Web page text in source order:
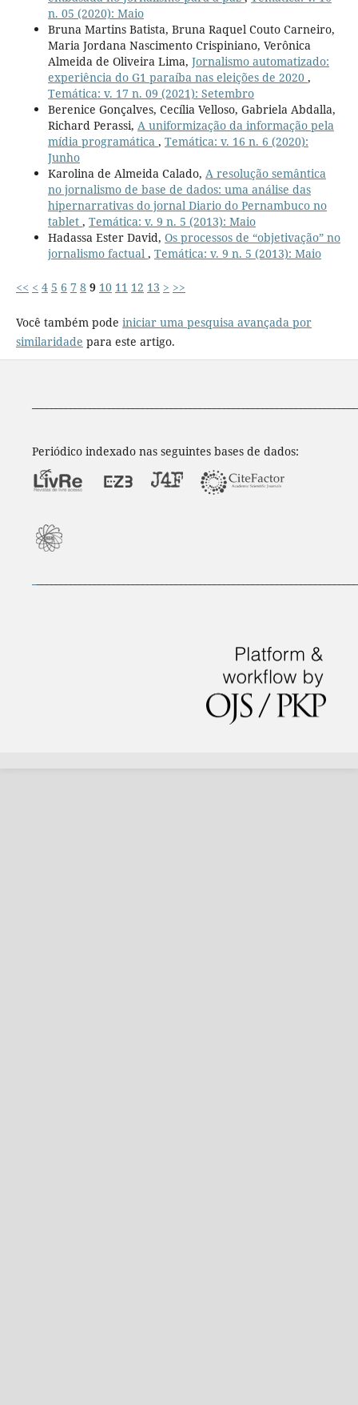
n. 05 (2020): Maio
Bruna Martins Batista, Bruna Raquel Couto Carneiro,
Maria Jordana Nascimento Crispiniano, Verônica
Almeida de Oliveira Lima, Jornalismo automatizado:
experiência do G1 paraíba nas eleições de 2020 ,
Temática: v. 17 n. 09 (2021): Setembro
Berenice Gonçalves, Cecília Velloso, Gabriela Abdalla,
Richard Perassi, A uniformização da informação pela
mídia programática , Temática: v. 16 n. 6 (2020):
Junho
Karolina de Almeida Calado, A resolução semântica
no jornalismo de base de dados: uma análise das
hipernarrativas do jornal Diario do Pernambuco no
tablet , Temática: v. 9 n. 5 (2013): Maio
Hadassa Ester David, Os processos de “objetivação” no
jornalismo factual , Temática: v. 9 n. 5 (2013): Maio
<< < 4 5 6 7 8 9 10 11 12 13 > >>
Você também pode iniciar uma pesquisa avançada por
similaridade para este artigo.
Periódico indexado nas seguintes bases de dados: